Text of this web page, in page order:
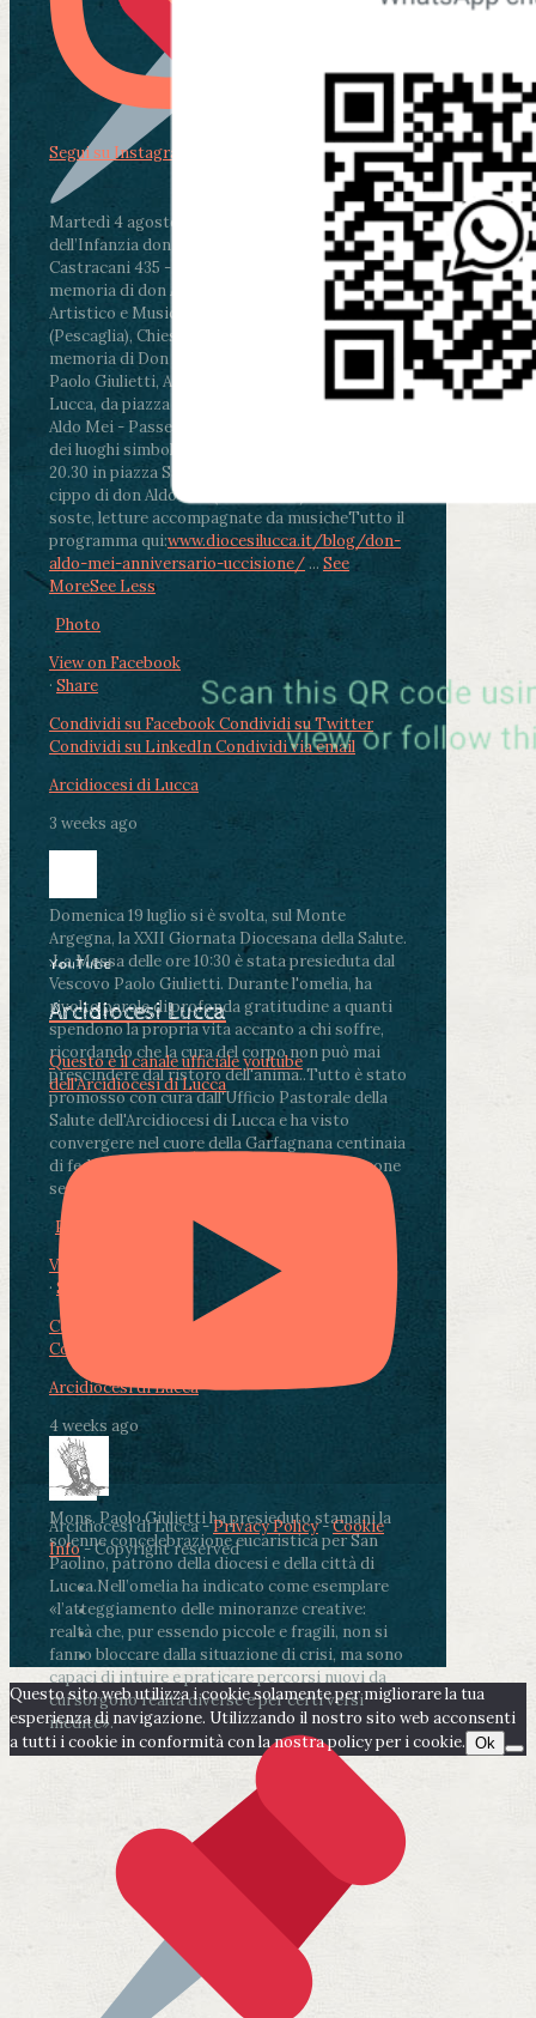
Martedì 4 agosto2026
ore 11:30 - Lucca, Scuola
dell’Infanzia don Aldo Mei - Viale Castruccio
Castracani 435 - Inaugurazione murales in
memoria di don Aldo Mei curato dal Liceo
Artistico e Musicale “Passaglia”
ore 18 - Fiano
(Pescaglia), Chiesa parrocchiale - Messa in
memoria di Don Aldo Mei celebrata da mons.
Paolo Giulietti, Arcivescovo di Lucca
ore 20.30 -
Lucca, da piazza San Michele al Cippo di don
Aldo Mei - Passeggiata della Memoria in alcuni
dei luoghi simbolo della città. Ritrovo alle ore
20.30 in piazza San Michele con conclusione al
cippo di don Aldo Mei (Porta Elisa). Durante le
soste, letture accompagnate da musicheTutto il
programma qui:www.diocesilucca.it/blog/don-
aldo-mei-anniversario-uccisione/ ... See
MoreSee Less
Photo
View on Facebook
· Share
Condividi su FacebookCondividi su Twitter
Condividi su LinkedInCondividi via email
Arcidiocesi di Lucca
3 weeks ago
Domenica 19 luglio si è svolta, sul Monte
Argegna, la XXII Giornata Diocesana della Salute.
.La Messa delle ore 10:30 è stata presieduta dal
Vescovo Paolo Giulietti. Durante l'omelia, ha
rivolto parole di profonda gratitudine a quanti
spendono la propria vita accanto a chi soffre,
ricordando che la cura del corpo non può mai
prescindere dal ristoro dell'anima..Tutto è stato
promosso con cura dall'Ufficio Pastorale della
Salute dell'Arcidiocesi di Lucca e ha visto
convergere nel cuore della Garfagnana centinaia
di fedeli, operatori sanitari, volontari e persone
segnate dalla malattia.
Photo
View on Facebook
· Share
Condividi su Facebook
Condividi su LinkedIn
Arcidiocesi di Lucca
4 weeks ago
Mons. Paolo Giulietti ha presieduto stamani la
solenne concelebrazione eucaristica per San
Paolino, patrono della diocesi e della città di
Lucca.Nell’omelia ha indicato come esemplare
«l’atteggiamento delle minoranze creative:
realtà che, pur essendo piccole e fragili, non si
fanno bloccare dalla situazione di crisi, ma sono
capaci di intuire e praticare percorsi nuovi da
cui sorgono realtà diverse e per certi versi
inedite».
Segui su Instagram
YouTube
Arcidiocesi Lucca
Questo è il canale ufficiale youtube
dell'Arcidiocesi di Lucca
Arcidiocesi di Lucca -Privacy Policy-Cookie
Info- Copyright reserved
Questo sito web utilizza i cookie solamente per migliorare la tua
esperienza di navigazione. Utilizzando il nostro sito web acconsenti
a tutti i cookie in conformità con la nostra policy per i cookie. Ok